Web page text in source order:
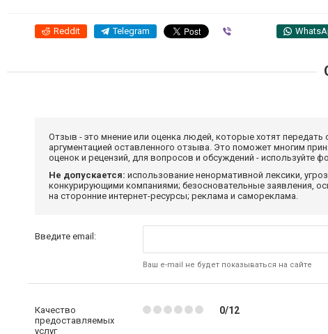
Reddit Telegram
Отзыв - это мнение или оценка людей, которые хотят
аргументацией оставленного отзыва. Это поможет многим
оценок и рецензий, для вопросов и обсуждений - используйте
Не допускается: использование ненормативной лексики,
конкурирующими компаниями; безосновательные заявления,
на сторонние интернет-ресурсы; реклама и самореклама.
Введите email:
Ваш e-mail не будет показываться на сайте
Качество
предоставляемых
услуг
0/12